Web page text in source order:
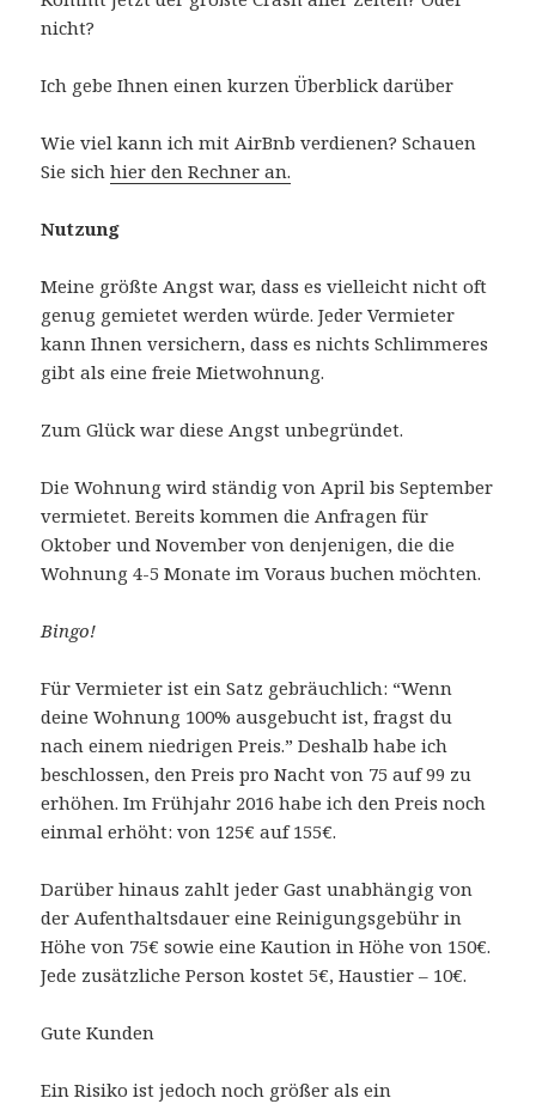
nicht?
Ich gebe Ihnen einen kurzen Überblick darüber
Wie viel kann ich mit AirBnb verdienen? Schauen
Sie sichhier den Rechner an.
Nutzung
Meine größte Angst war, dass es vielleicht nicht oft
genug gemietet werden würde. Jeder Vermieter
kann Ihnen versichern, dass es nichts Schlimmeres
gibt als eine freie Mietwohnung.
Zum Glück war diese Angst unbegründet.
Die Wohnung wird ständig von April bis September
vermietet. Bereits kommen die Anfragen für
Oktober und November von denjenigen, die die
Wohnung 4-5 Monate im Voraus buchen möchten.
Bingo!
Für Vermieter ist ein Satz gebräuchlich: “Wenn
deine Wohnung 100% ausgebucht ist, fragst du
nach einem niedrigen Preis.” Deshalb habe ich
beschlossen, den Preis pro Nacht von 75 auf 99 zu
erhöhen. Im Frühjahr 2016 habe ich den Preis noch
einmal erhöht: von 125€ auf 155€.
Darüber hinaus zahlt jeder Gast unabhängig von
der Aufenthaltsdauer eine Reinigungsgebühr in
Höhe von 75€ sowie eine Kaution in Höhe von 150€.
Jede zusätzliche Person kostet 5€, Haustier – 10€.
Gute Kunden
Ein Risiko ist jedoch noch größer als ein